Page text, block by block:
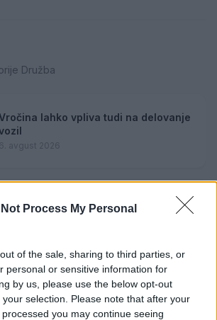
Not Process My Personal
of the sale, sharing to third parties, or
personal or sensitive information for
by us, please use the below opt-out
selection. Please note that after your
you may continue seeing
Družba
lahko vpliva tudi na delovanje
6. avgust 2026
Sušne razmere bodo vztrajale še vsaj
deset dni
Prihodnji teden bo Velenje obiskala
projekta Moja dežela – znak
avgust 2026